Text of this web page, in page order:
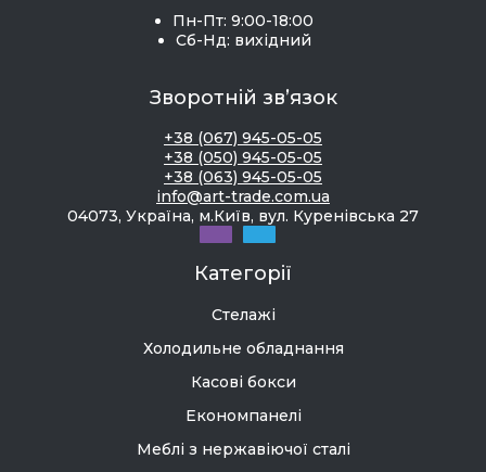
Пн-Пт: 9:00-18:00
Сб-Нд: вихідний
Зворотній зв’язок
+38 (067) 945-05-05
+38 (050) 945-05-05
+38 (063) 945-05-05
info@art-trade.com.ua
04073, Україна, м.Київ, вул. Куренівська 27
Категорії
Стелажі
Холодильне обладнання
Касові бокси
Економпанелі
Меблі з нержавіючої сталі